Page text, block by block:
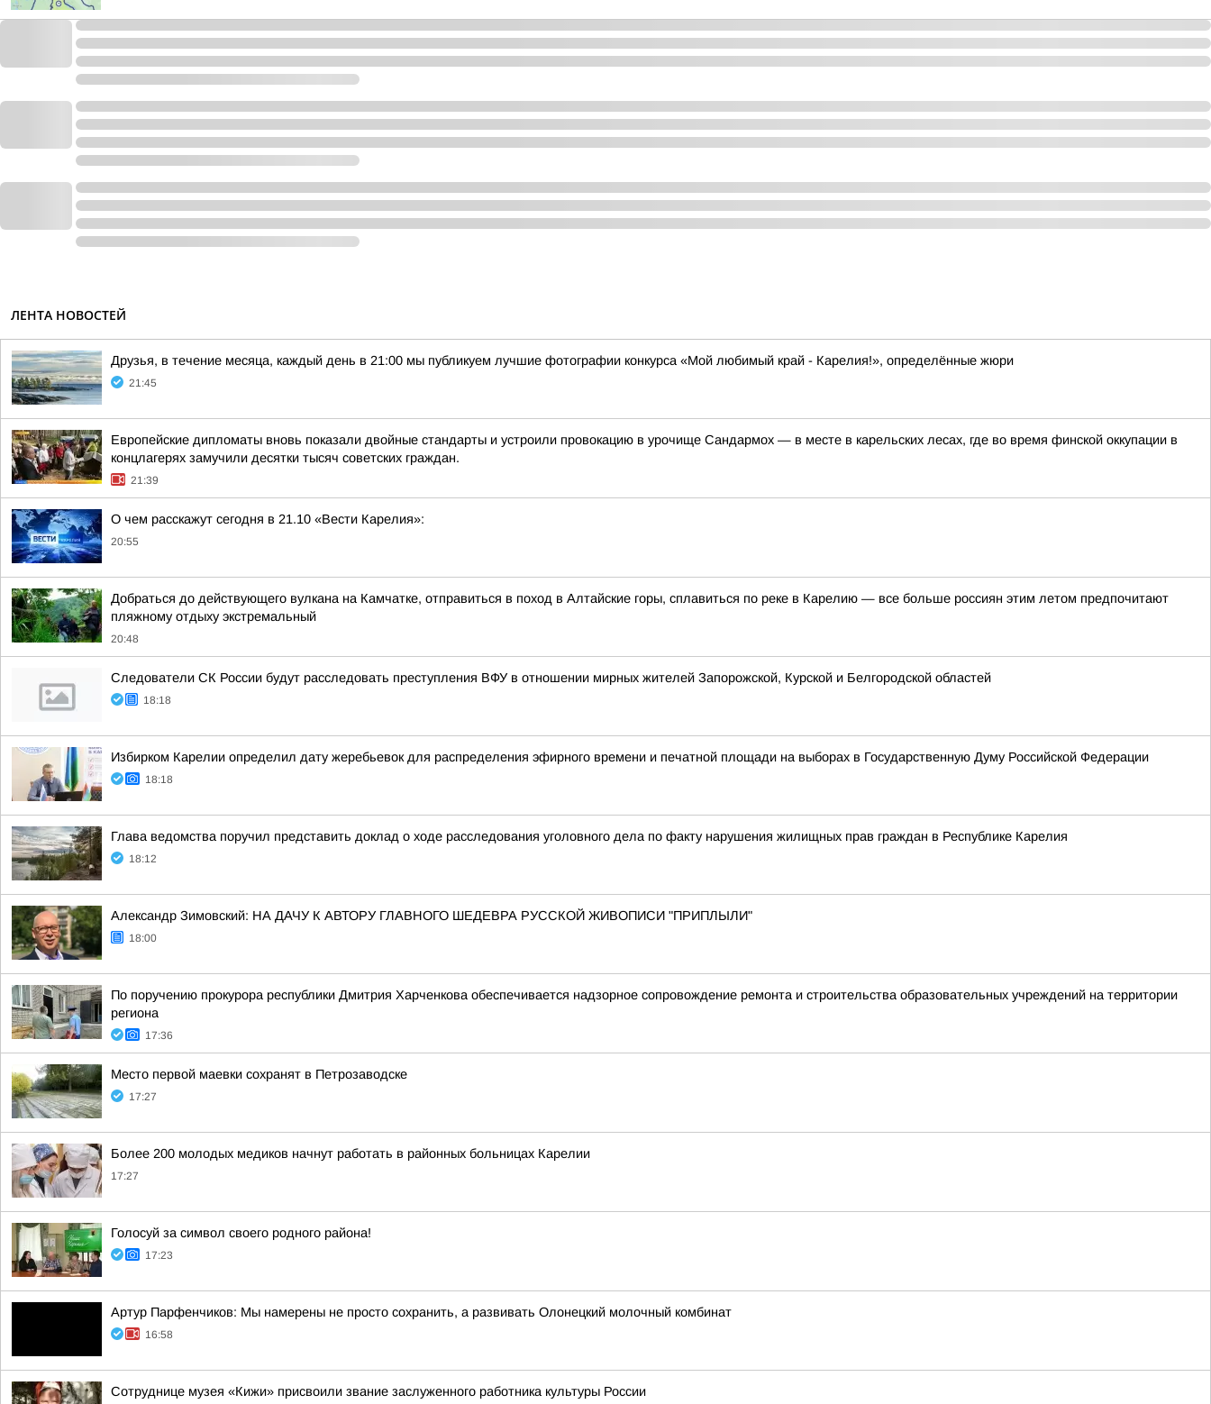
ЛЕНТА НОВОСТЕЙ
Друзья, в течение месяца, каждый день в 21:00 мы публикуем лучшие фотографии конкурса «Мой любимый край - Карелия!», определённые жюри
21:45
Европейские дипломаты вновь показали двойные стандарты и устроили провокацию в урочище Сандармох — в месте в карельских лесах, где во время финской оккупации в
концлагерях замучили десятки тысяч советских граждан.
21:39
О чем расскажут сегодня в 21.10 «Вести Карелия»:
20:55
Добраться до действующего вулкана на Камчатке, отправиться в поход в Алтайские горы, сплавиться по реке в Карелию — все больше россиян этим летом предпочитают
пляжному отдыху экстремальный
20:48
Следователи СК России будут расследовать преступления ВФУ в отношении мирных жителей Запорожской, Курской и Белгородской областей
18:18
Избирком Карелии определил дату жеребьевок для распределения эфирного времени и печатной площади на выборах в Государственную Думу Российской Федерации
18:18
Глава ведомства поручил представить доклад о ходе расследования уголовного дела по факту нарушения жилищных прав граждан в Республике Карелия
18:12
Александр Зимовский: НА ДАЧУ К АВТОРУ ГЛАВНОГО ШЕДЕВРА РУССКОЙ ЖИВОПИСИ "ПРИПЛЫЛИ"
18:00
По поручению прокурора республики Дмитрия Харченкова обеспечивается надзорное сопровождение ремонта и строительства образовательных учреждений на территории
региона
17:36
Место первой маевки сохранят в Петрозаводске
17:27
Более 200 молодых медиков начнут работать в районных больницах Карелии
17:27
Голосуй за символ своего родного района!
17:23
Артур Парфенчиков: Мы намерены не просто сохранить, а развивать Олонецкий молочный комбинат
16:58
Сотруднице музея «Кижи» присвоили звание заслуженного работника культуры России